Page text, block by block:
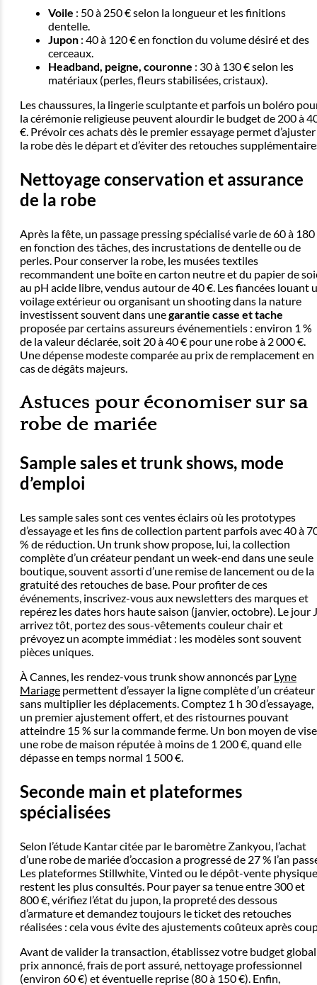
Voile : 50 à 250 € selon la longueur et les finitions
dentelle.
Jupon : 40 à 120 € en fonction du volume désiré et des
cerceaux.
Headband, peigne, couronne : 30 à 130 € selon les
matériaux (perles, fleurs stabilisées, cristaux).
Les chaussures, la lingerie sculptante et parfois un boléro
la cérémonie religieuse peuvent alourdir le budget de 200 à
€. Prévoir ces achats dès le premier essayage permet d’ajuster
la robe dès le départ et d’éviter des retouches
Nettoyage conservation et assurance
de la robe
Après la fête, un passage pressing spécialisé varie de 60 à 180
en fonction des tâches, des incrustations de dentelle ou de
perles. Pour conserver la robe, les musées textiles
recommandent une boîte en carton neutre et du papier de
au pH acide libre, vendus autour de 40 €. Les fiancées louant
voilage extérieur ou organisant un shooting dans la nature
investissent souvent dans unegarantie casse et tache
proposée par certains assureurs événementiels : environ 1 %
de la valeur déclarée, soit 20 à 40 € pour une robe à 2 000 €.
Une dépense modeste comparée au prix de remplacement en
cas de dégâts majeurs.
Astuces pour économiser sur sa
robe de mariée
Sample sales et trunk shows, mode
d’emploi
Les sample sales sont ces ventes éclairs où les prototypes
d’essayage et les fins de collection partent parfois avec 40 à
% de réduction. Un trunk show propose, lui, la collection
complète d’un créateur pendant un week-end dans une seule
boutique, souvent assorti d’une remise de lancement ou de la
gratuité des retouches de base. Pour profiter de ces
événements, inscrivez-vous aux newsletters des marques et
repérez les dates hors haute saison (janvier, octobre). Le jour
arrivez tôt, portez des sous-vêtements couleur chair et
prévoyez un acompte immédiat : les modèles sont souvent
pièces uniques.
À Cannes, les rendez-vous trunk show annoncés par Lyne
Mariage permettent d’essayer la ligne complète d’un créateur
sans multiplier les déplacements. Comptez 1 h 30 d’essayage,
un premier ajustement offert, et des ristournes pouvant
atteindre 15 % sur la commande ferme. Un bon moyen de
une robe de maison réputée à moins de 1 200 €, quand elle
dépasse en temps normal 1 500 €.
Seconde main et plateformes
spécialisées
Selon l’étude Kantar citée par le baromètre Zankyou, l’achat
d’une robe de mariée d’occasion a progressé de 27 % l’an
Les plateformes Stillwhite, Vinted ou le dépôt-vente physique
restent les plus consultés. Pour payer sa tenue entre 300 et
800 €, vérifiez l’état du jupon, la propreté des dessous
d’armature et demandez toujours le ticket des retouches
réalisées : cela vous évite des ajustements coûteux après
Avant de valider la transaction, établissez votre budget
prix annoncé, frais de port assuré, nettoyage professionnel
(environ 60 €) et éventuelle reprise (80 à 150 €). Enfin,